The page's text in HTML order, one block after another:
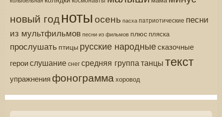
новый годнотыосень пасха патриотические песни
из мультфильмов песни из фильмов плюс пляска
прослушать птицы русские народныесказочные
героислушаниеснегсредняя группатанцытекст
упражнения фонограммахоровод